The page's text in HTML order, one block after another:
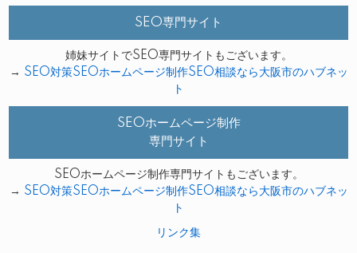
SEO専門サイト
姉妹サイトでSEO専門サイトもございます。
→ SEO対策SEOホームページ制作SEO相談なら大阪市のハブネッ
ト
SEOホームページ制作
専門サイト
SEOホームページ制作専門サイトもございます。
→ SEO対策SEOホームページ制作SEO相談なら大阪市のハブネッ
ト
リンク集